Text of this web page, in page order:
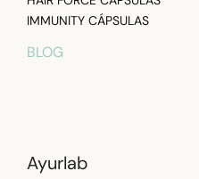
IMMUNITY CÁPSULAS
BLOG
Ayurlab